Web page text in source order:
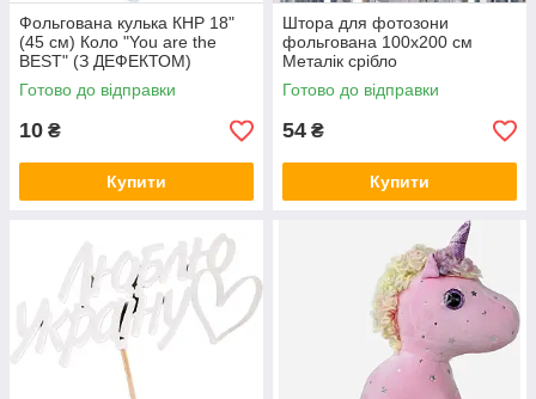
Фольгована кулька КНР 18"
(45 см) Коло "You are the
BEST" (З ДЕФЕКТОМ)
Готово до відправки
10 ₴
Купити
Штора для фотозони
фольгована 100х200 см
Металік срібло
Готово до відправки
54 ₴
Купити